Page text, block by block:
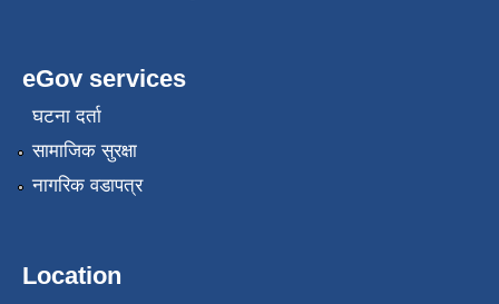
eGov services
घटना दर्ता
सामाजिक सुरक्षा
नागरिक वडापत्र
Location